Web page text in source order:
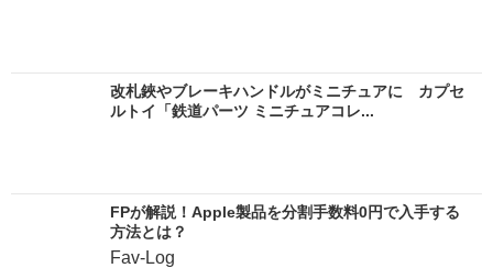
改札鋏やブレーキハンドルがミニチュアに カプセ
ルトイ「鉄道パーツ ミニチュアコレ...
FPが解説！Apple製品を分割手数料0円で入手する
方法とは？
Fav-Log